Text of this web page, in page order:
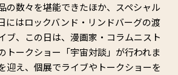
の数々を堪能できたほか、スペシャル
にはロックバンド・リンドバーグの渡
ブ、この日は、漫画家・コラムニスト
トークショー「宇宙対談」が行われま
迎え、個展でライブやトークショーを